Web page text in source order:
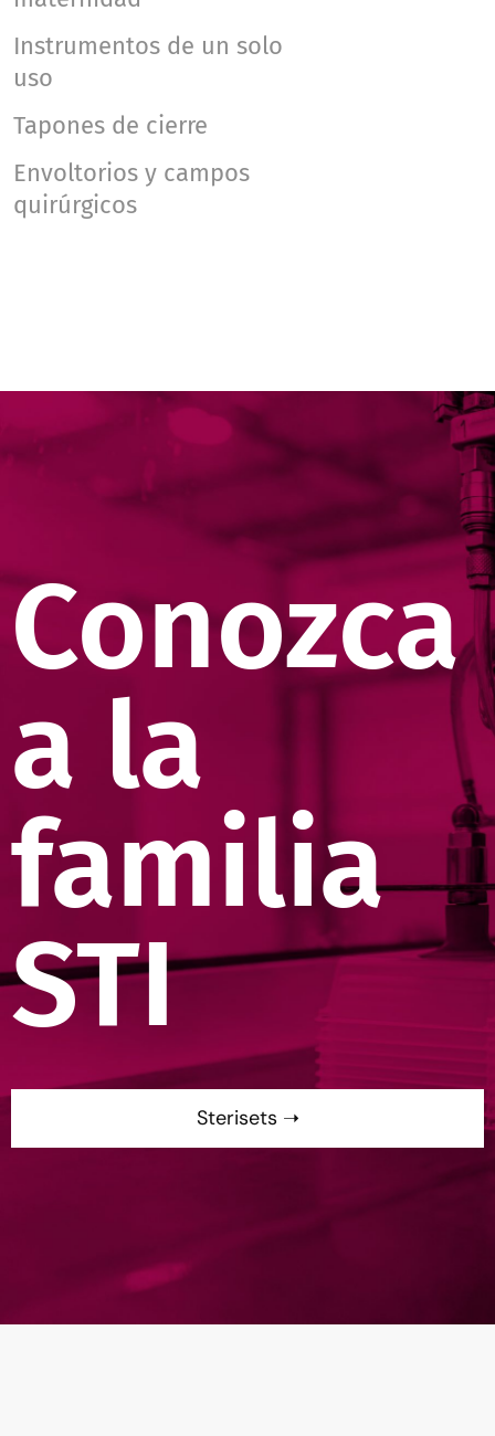
Instrumentos de un solo
uso
Tapones de cierre
Envoltorios y campos
quirúrgicos
Conozca
a la
familia
STI
Sterisets ➝